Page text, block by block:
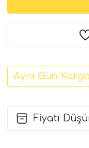
Aynı Gün Kargo
Fiyatı